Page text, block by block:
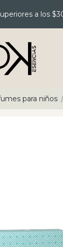
a los
para niños